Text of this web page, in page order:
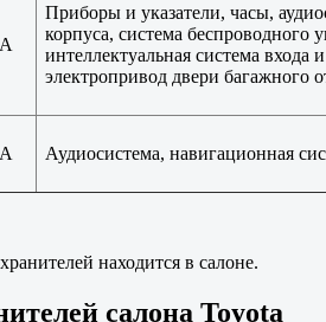
Приборы и указатели, часы,
корпуса, система беспроводного
интеллектуальная система входа
электропривод двери багажного
Аудиосистема, навигационная
находится в салоне.
салона Toyota